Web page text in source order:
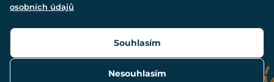
© Všechna práva vyhrazena. www.drakkaria.cz 2007-2026.
osobních údajů
Nesouhlasím
Souhlasím